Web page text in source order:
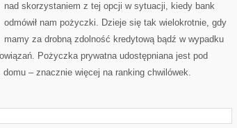
nad skorzystaniem z tej opcji w sytuacji, kiedy bank
odmówił nam pożyczki. Dzieje się tak wielokrotnie, gdy
mamy za drobną zdolność kredytową bądź w wypadku
Pożyczka prywatna udostępniana jest pod
– znacznie więcej na ranking chwilówek.